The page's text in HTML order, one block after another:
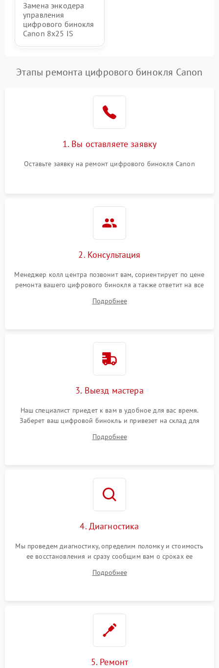
Замена энкодера
управления
цифрового бинокля
Canon 8x25 IS
Этапы ремонта цифрового бинокля Canon
1. Вы оставляете заявку
Оставьте заявку на ремонт цифрового бинокля Canon
2. Консультация
Менеджер колл центра позвонит вам, сориентирует по цене
ремонта вашего цифрового бинокля а также ответит на все
Подробнее
3. Выезд мастера
Наш специалист приедет к вам в удобное для вас время.
Заберет ваш цифровой бинокль и привезет на склад для
Подробнее
4. Диагностика
Мы проведем диагностику, определим поломку и стоимость
ее восстановления и сразу сообщим вам о сроках ее
Подробнее
5. Ремонт